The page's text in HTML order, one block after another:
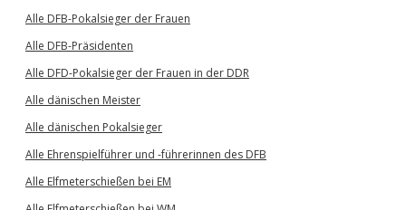
Alle DFB-Pokalsieger der Frauen
Alle DFB-Präsidenten
Alle DFD-Pokalsieger der Frauen in der DDR
Alle dänischen Meister
Alle dänischen Pokalsieger
Alle Ehrenspielführer und -führerinnen des DFB
Alle Elfmeterschießen bei EM